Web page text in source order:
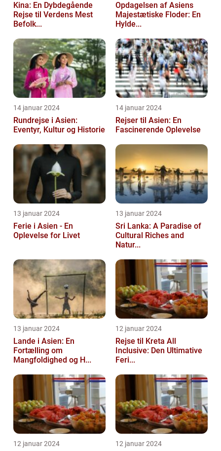
Kina: En Dybdegående
Rejse til Verdens Mest
Befolk...
Opdagelsen af Asiens
Majestætiske Floder: En
Hylde...
14 januar 2024
Rundrejse i Asien:
Eventyr, Kultur og Historie
14 januar 2024
Rejser til Asien: En
Fascinerende Oplevelse
13 januar 2024
Ferie i Asien - En
Oplevelse for Livet
13 januar 2024
Sri Lanka: A Paradise of
Cultural Riches and
Natur...
13 januar 2024
Lande i Asien: En
Fortælling om
Mangfoldighed og H...
12 januar 2024
Rejse til Kreta All
Inclusive: Den Ultimative
Feri...
12 januar 2024 12 januar 2024